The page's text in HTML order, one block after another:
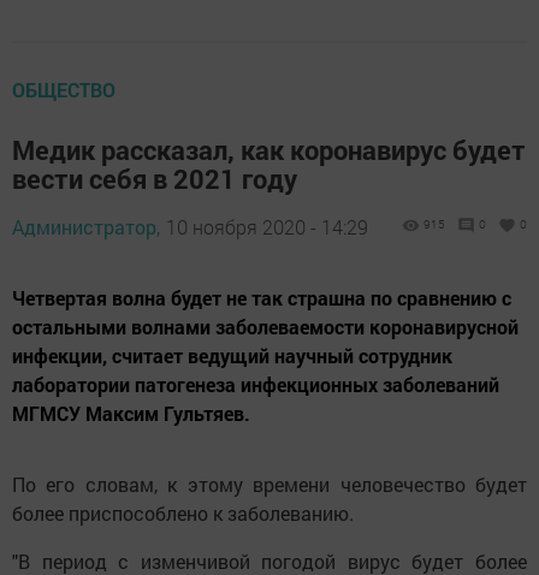
ОБЩЕСТВО
Медик рассказал, как коронавирус будет
вести себя в 2021 году
Администратор, 10 ноября 2020 - 14:29 915 0 0
Четвертая волна будет не так страшна по сравнению с
остальными волнами заболеваемости коронавирусной
инфекции, считает ведущий научный сотрудник
лаборатории патогенеза инфекционных заболеваний
МГМСУ Максим Гультяев.
По его словам, к этому времени человечество будет
более приспособлено к заболеванию.
"В период с изменчивой погодой вирус будет более